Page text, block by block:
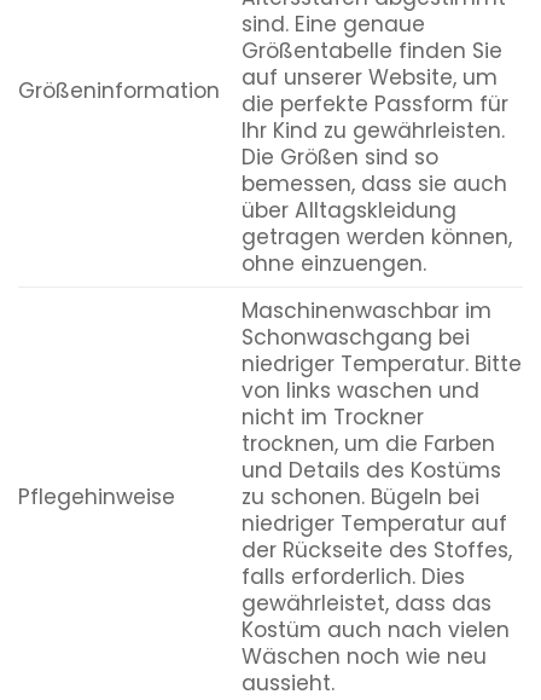
Größeninformation
sind. Eine genaue
Größentabelle finden Sie
auf unserer Website, um
die perfekte Passform für
Ihr Kind zu gewährleisten.
Die Größen sind so
bemessen, dass sie auch
über Alltagskleidung
getragen werden können,
ohne einzuengen.
Pflegehinweise
Maschinenwaschbar im
Schonwaschgang bei
niedriger Temperatur. Bitte
von links waschen und
nicht im Trockner
trocknen, um die Farben
und Details des Kostüms
zu schonen. Bügeln bei
niedriger Temperatur auf
der Rückseite des Stoffes,
falls erforderlich. Dies
gewährleistet, dass das
Kostüm auch nach vielen
Wäschen noch wie neu
aussieht.